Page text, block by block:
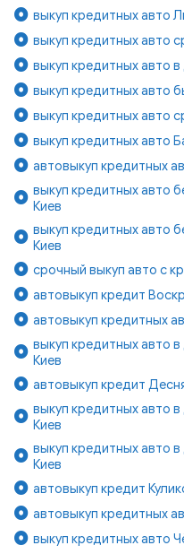
выкуп кредитных авто
выкуп кредитных авто
выкуп кредитных авто
выкуп кредитных авто
выкуп кредитных авто
выкуп кредитных авто
автовыкуп кредитных
выкуп кредитных авто
Киев
выкуп кредитных авто
Киев
срочный выкуп авто с
автовыкуп кредит
автовыкуп кредитных
выкуп кредитных авто
Киев
автовыкуп кредит
выкуп кредитных авто
Киев
выкуп кредитных авто
Киев
автовыкуп кредит
автовыкуп кредитных
выкуп кредитных авто